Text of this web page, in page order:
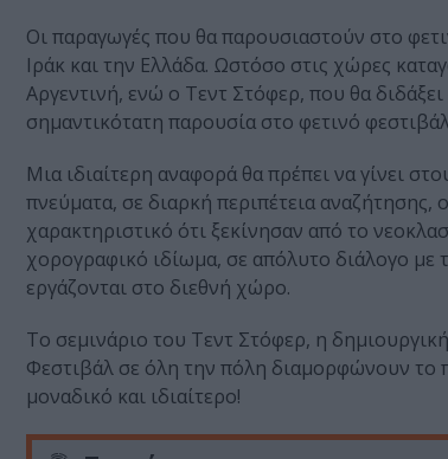
Οι παραγωγές που θα παρουσιαστούν στο
Ιράκ και την Ελλάδα. Ωστόσο στις χώρες
Αργεντινή, ενώ ο Τεντ Στόφερ, που θα
σημαντικότατη παρουσία στο φετινό
Μια ιδιαίτερη αναφορά θα πρέπει να γίνει
πνεύματα, σε διαρκή περιπέτεια
χαρακτηριστικό ότι ξεκίνησαν από το
χορογραφικό ιδίωμα, σε απόλυτο διάλογο με
εργάζονται στο διεθνή χώρο.
To σεμινάριο του Τεντ Στόφερ, η
Φεστιβάλ σε όλη την πόλη διαμορφώνουν το
μοναδικό και ιδιαίτερο!